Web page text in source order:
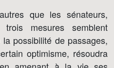
que les sénateurs,
trois mesures semblent
possibilité de passages,
optimisme, résoudra